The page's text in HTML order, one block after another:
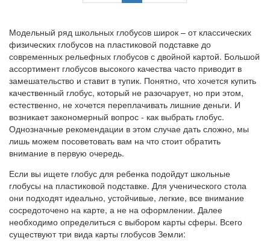
Модельный ряд школьных глобусов широк – от классических
физических глобусов на пластиковой подставке до
современных рельефных глобусов с двойной картой. Большой
ассортимент глобусов высокого качества часто приводит в
замешательство и ставит в тупик. Понятно, что хочется купить
качественный глобус, который не разочарует, но при этом,
естественно, не хочется переплачивать лишние деньги. И
возникает закономерный вопрос - как выбрать глобус.
Однозначные рекомендации в этом случае дать сложно, мы
лишь можем посоветовать вам на что стоит обратить
внимание в первую очередь.
Если вы ищете глобус для ребенка подойдут школьные
глобусы на пластиковой подставке. Для ученического стола
они подходят идеально, устойчивые, легкие, все внимание
сосредоточено на карте, а не на оформлении. Далее
необходимо определиться с выбором карты сферы. Всего
существуют три вида карты глобусов Земли: